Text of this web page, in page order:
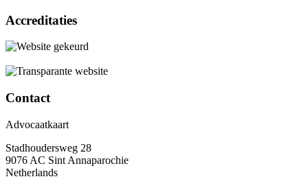
Accreditaties
Contact
Advocaatkaart
Stadhoudersweg 28
9076 AC Sint Annaparochie
Netherlands